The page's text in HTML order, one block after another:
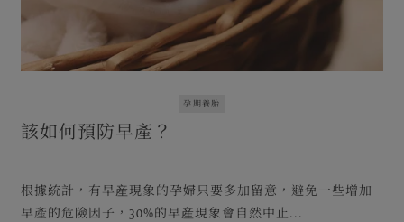
孕期養胎
該如何預防早產？
根據統計，有早産現象的孕婦只要多加留意，避免一些增加
早產的危險因子，30%的早産現象會自然中止...